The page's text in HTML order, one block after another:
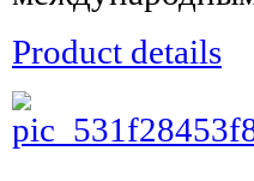
Product details